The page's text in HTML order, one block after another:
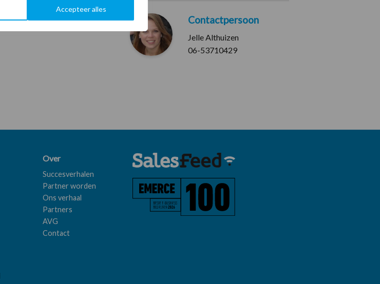
Accepteer alles
Contactpersoon
Jelle Althuizen
06-53710429
Over
Succesverhalen
Partner worden
Ons verhaal
Partners
AVG
Contact